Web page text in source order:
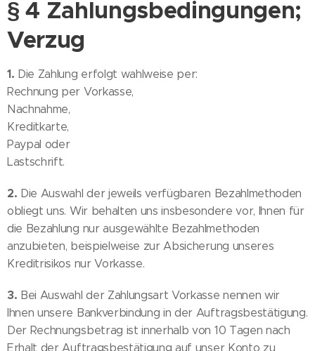
§ 4 Zahlungsbedingungen;
Verzug
1. Die Zahlung erfolgt wahlweise per:
Rechnung per Vorkasse,
Nachnahme,
Kreditkarte,
Paypal oder
Lastschrift.
2. Die Auswahl der jeweils verfügbaren Bezahlmethoden
obliegt uns. Wir behalten uns insbesondere vor, Ihnen für
die Bezahlung nur ausgewählte Bezahlmethoden
anzubieten, beispielweise zur Absicherung unseres
Kreditrisikos nur Vorkasse.
3. Bei Auswahl der Zahlungsart Vorkasse nennen wir
Ihnen unsere Bankverbindung in der Auftragsbestätigung.
Der Rechnungsbetrag ist innerhalb von 10 Tagen nach
Erhalt der Auftragsbestätigung auf unser Konto zu